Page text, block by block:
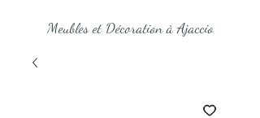
Meubles et Décoration à Ajaccio